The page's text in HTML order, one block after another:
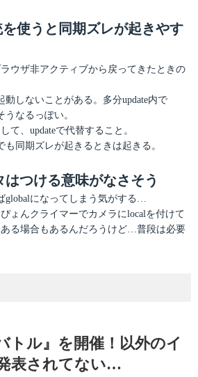
を使うと同期ズレが起きやす
ウザ非アクティブから戻ってきたときの
動しないことがある。多分update内で
うなるっぽい。
て、updateで代替すること。
も同期ズレが起きるときは起きる。
はつける意味がなさそう
globalになってしまう気がする…
ょんクライマーでカメラにlocalを付けて
る場合もあるんだろうけど…普段は必要
トル』を開催！以外のイ
表されてない…